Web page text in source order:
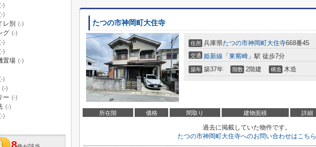
たつの市神岡町大住寺
住所 兵庫県たつの市神岡町大住寺668番45
交通 姫新線 「 東觜崎 」駅 徒歩7分
築年 築37年 階数 2階建 構造 木造
所在階 価格 間取り 建物面積 詳細
過去に掲載していた物件です。
たつの市神岡町大住寺へのお問い合わせはこちら
)
)
レ別 (-)
グ (-)
)
)
置場 (-)
)
(-)
ー (-)
(-)
)